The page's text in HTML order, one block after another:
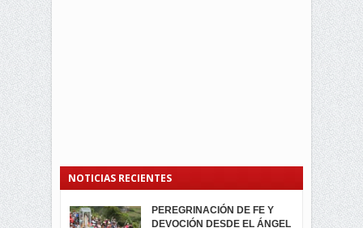
NOTICIAS RECIENTES
PEREGRINACIÓN DE FE Y
DEVOCIÓN DESDE EL ÁNGEL
PROCESIÓN DE LA VIRGEN
DE LA CARIDAD 2024
SEGUNDA VUELTA
ELECCIONES